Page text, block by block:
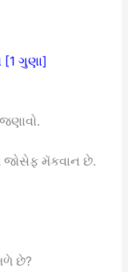
[1 ગુણા]
જોસેફ મૅકવાન છે.
છે?